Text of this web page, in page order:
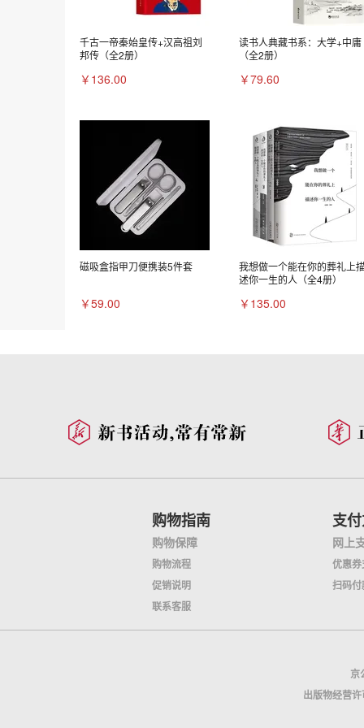
千古一帝秦始皇传+汉高祖刘
邦传（全2册）
￥136.00
读书人典藏书系：大学+中庸
（全2册）
￥79.60
磁吸盒指甲刀便携装5件套
￥59.00
我想做一个能在你的葬礼上
述你一生的人（全4册）
￥135.00
购物指南
购物保障
购物流程
促销说明
联系客服
支
网上
优惠
扫码付
京
出版物经营